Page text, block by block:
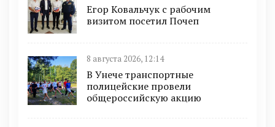
Егор Ковальчук с рабочим
визитом посетил Почеп
8 августа 2026, 12:14
В Унече транспортные
полицейские провели
общероссийскую акцию